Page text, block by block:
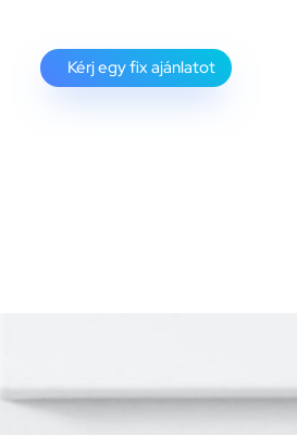
Kérj egy fix ajánlatot